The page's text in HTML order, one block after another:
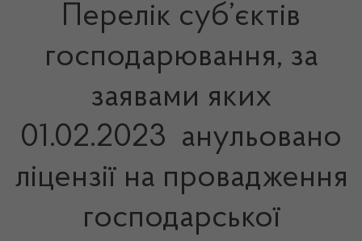
Перелік суб’єктів
господарювання, за
заявами яких
01.02.2023 анульовано
ліцензії на провадження
господарської